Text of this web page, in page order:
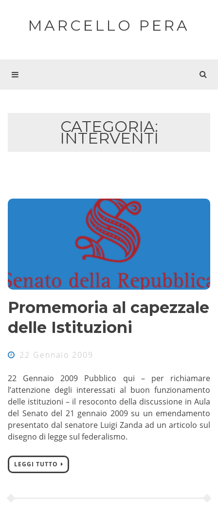
MARCELLO PERA
CATEGORIA:
INTERVENTI
Promemoria al capezzale
delle Istituzioni
22 Gennaio 2009
22 Gennaio 2009 Pubblico qui – per richiamare
l’attenzione degli interessati al buon funzionamento
delle istituzioni – il resoconto della discussione in Aula
del Senato del 21 gennaio 2009 su un emendamento
presentato dal senatore Luigi Zanda ad un articolo sul
disegno di legge sul federalismo.
LEGGI TUTTO